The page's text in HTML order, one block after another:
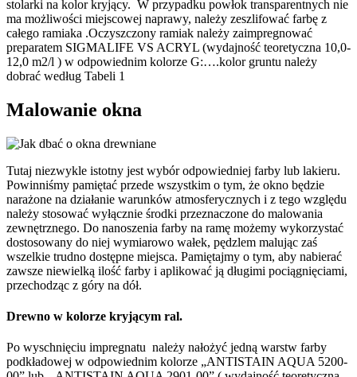
stolarki na kolor kryjący. W przypadku powłok transparentnych nie
ma możliwości miejscowej naprawy, należy zeszlifować farbę z
całego ramiaka .Oczyszczony ramiak należy zaimpregnować
preparatem SIGMALIFE VS ACRYL (wydajność teoretyczna 10,0-
12,0 m2/l ) w odpowiednim kolorze G:….kolor gruntu należy
dobrać według Tabeli 1
Malowanie okna
Tutaj niezwykle istotny jest wybór odpowiedniej farby lub lakieru.
Powinniśmy pamiętać przede wszystkim o tym, że okno będzie
narażone na działanie warunków atmosferycznych i z tego względu
należy stosować wyłącznie środki przeznaczone do malowania
zewnętrznego. Do nanoszenia farby na ramę możemy wykorzystać
dostosowany do niej wymiarowo wałek, pędzlem malując zaś
wszelkie trudno dostępne miejsca. Pamiętajmy o tym, aby nabierać
zawsze niewielką ilość farby i aplikować ją długimi pociągnięciami,
przechodząc z góry na dół.
Drewno w kolorze kryjącym ral.
Po wyschnięciu impregnatu należy nałożyć jedną warstw farby
podkładowej w odpowiednim kolorze „ANTISTAIN AQUA 5200-